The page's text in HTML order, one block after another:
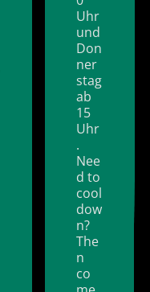
Uhr
und
Don
ner
stag
ab
15
Uhr
.
Nee
d to
cool
dow
n?
The
n
co